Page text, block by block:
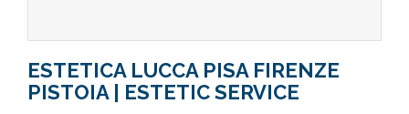
ESTETICA LUCCA PISA FIRENZE
PISTOIA | ESTETIC SERVICE